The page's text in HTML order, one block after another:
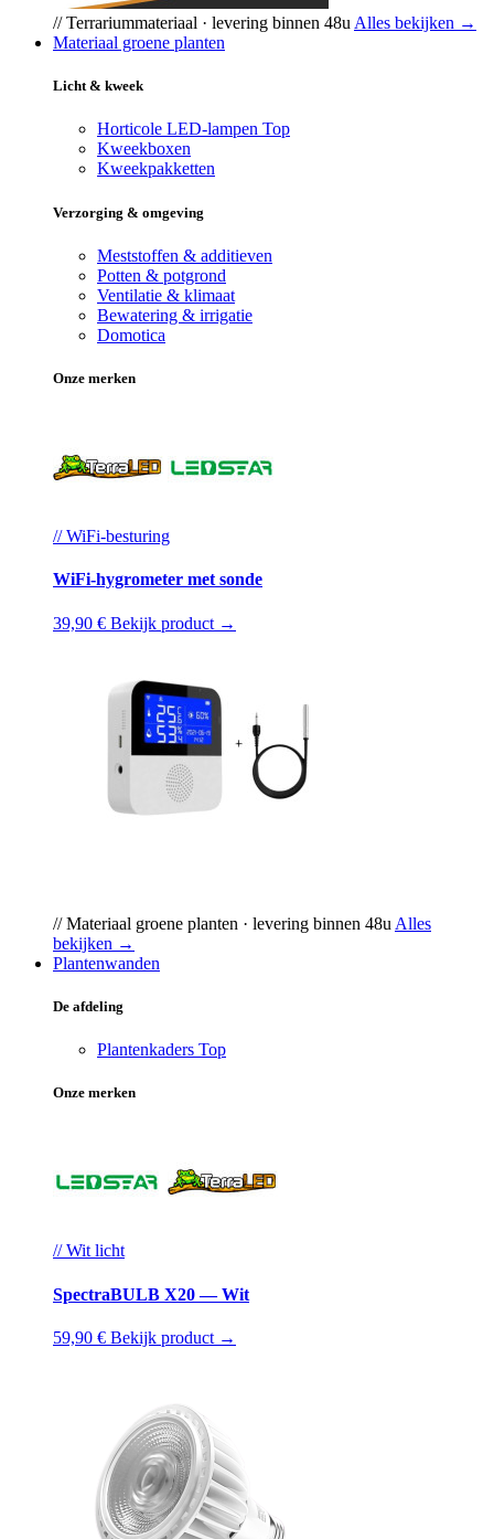
// Terrariummateriaal · levering binnen 48u Alles bekijken →
Materiaal groene planten
Licht & kweek
Horticole LED-lampen Top
Kweekboxen
Kweekpakketten
Verzorging & omgeving
Meststoffen & additieven
Potten & potgrond
Ventilatie & klimaat
Bewatering & irrigatie
Domotica
Onze merken
// WiFi-besturing
WiFi-hygrometer met sonde
39,90 € Bekijk product →
// Materiaal groene planten · levering binnen 48u Alles
bekijken →
Plantenwanden
De afdeling
Plantenkaders Top
Onze merken
// Wit licht
SpectraBULB X20 — Wit
59,90 € Bekijk product →